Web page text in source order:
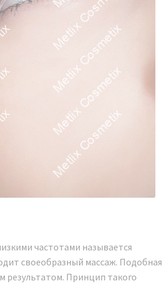
частотами называется
своеобразный массаж. Подобная
результатом. Принцип такого